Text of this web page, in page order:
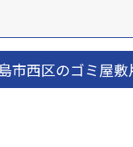
市西区のゴミ屋敷